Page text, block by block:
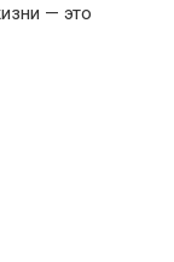
— это